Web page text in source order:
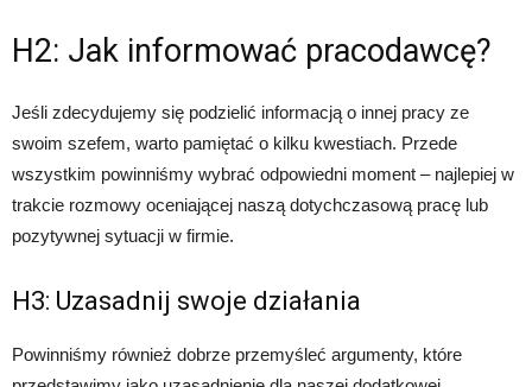
H2: Jak informować pracodawcę?
Jeśli zdecydujemy się podzielić informacją o innej pracy ze
swoim szefem, warto pamiętać o kilku kwestiach. Przede
wszystkim powinniśmy wybrać odpowiedni moment – najlepiej w
trakcie rozmowy oceniającej naszą dotychczasową pracę lub
pozytywnej sytuacji w firmie.
H3: Uzasadnij swoje działania
Powinniśmy również dobrze przemyśleć argumenty, które